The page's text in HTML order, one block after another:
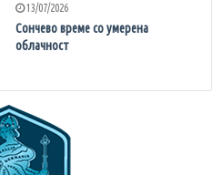
13/07/2026
Сончево време со умерена
облачност